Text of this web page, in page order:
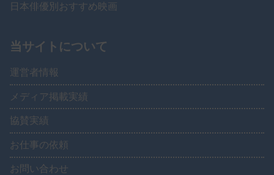
日本俳優別おすすめ映画
当サイトについて
運営者情報
メディア掲載実績
協賛実績
お仕事の依頼
お問い合わせ